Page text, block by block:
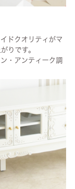
ドクオリティがマ
りです。
・アンティーク調